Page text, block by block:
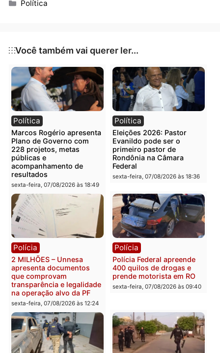
de Paula que não tem ingerência, cabendo, se
comunidade não concordar da implantação da
militar em Porto Velho, os parlamentares devem se
posicionar contrários também. “Nada deve ser
impositivo, somos democráticos e vamos ouvir os
anseios da comunidade”, afirmou.
O deputado Anderson deliberou, ao final, sobre
com a presença do Conselho Estadual de Educação,
para o próximo dia 14, no horário regimental para dar
continuidade aos debates referente à militarização e
ensino da língua espanhola.
Fonte: ALE/RO - DECOM – Geovani Berno
Publicidade
Categorias
Política
Você também vai querer ler...